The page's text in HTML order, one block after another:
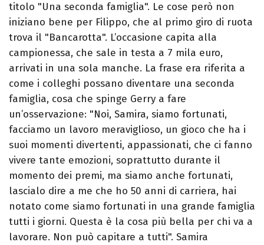
titolo "Una seconda famiglia". Le cose però non
iniziano bene per Filippo, che al primo giro di ruota
trova il "Bancarotta". L’occasione capita alla
campionessa, che sale in testa a 7 mila euro,
arrivati in una sola manche. La frase era riferita a
come i colleghi possano diventare una seconda
famiglia, cosa che spinge Gerry a fare
un’osservazione: "Noi, Samira, siamo fortunati,
facciamo un lavoro meraviglioso, un gioco che ha i
suoi momenti divertenti, appassionati, che ci fanno
vivere tante emozioni, soprattutto durante il
momento dei premi, ma siamo anche fortunati,
lascialo dire a me che ho 50 anni di carriera, hai
notato come siamo fortunati in una grande famiglia
tutti i giorni. Questa è la cosa più bella per chi va a
lavorare. Non può capitare a tutti". Samira